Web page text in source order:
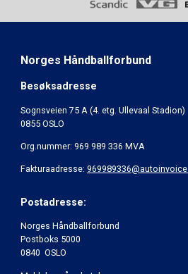
Norges Håndballforbund
Besøksadresse
Sognsveien 75 A (4. etg. Ullevaal Stadion)
0855 OSLO
Org.nummer: 969 989 336 MVA
Fakturaadresse:
Postadresse:
Norges Håndballforbund
Postboks 5000
0840 OSLO